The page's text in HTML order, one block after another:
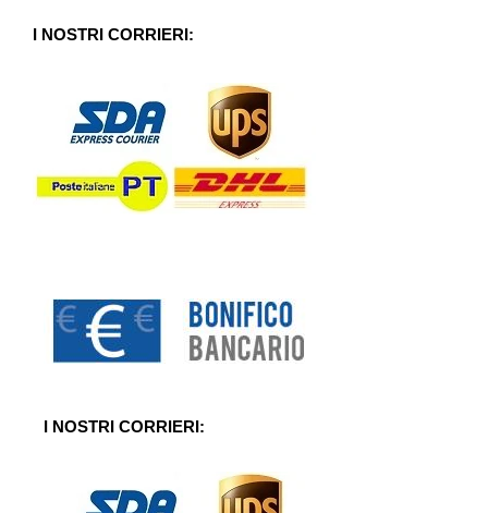
5I NOSTRI CORRIERI:
I NOSTRI CORRIERI: